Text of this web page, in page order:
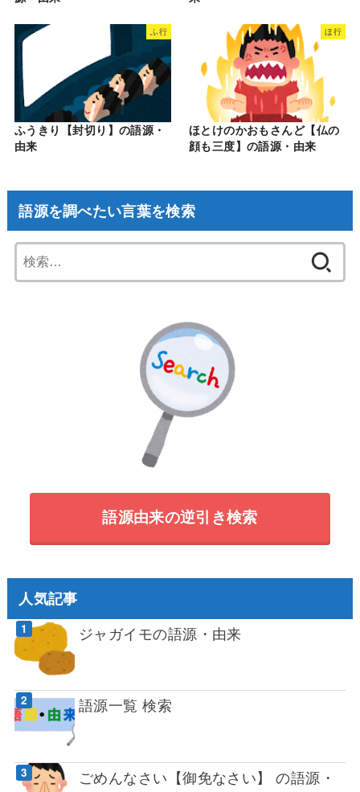
ふ行
ふうきり【封切り】の語源・
由来
ほ行
ほとけのかおもさんど【仏の
顔も三度】の語源・由来
語源を調べたい言葉を検索
索:
語源由来の逆引き検索
人気記事
ジャガイモの語源・由来
語源一覧 検索
ごめんなさい【御免なさい】 の語源・